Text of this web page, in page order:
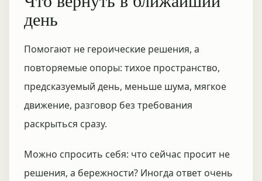
день
Помогают не героические решения, а
повторяемые опоры: тихое пространство,
предсказуемый день, меньше шума, мягкое
движение, разговор без требования
раскрыться сразу.
Можно спросить себя: что сейчас просит не
решения, а бережности? Иногда ответ очень